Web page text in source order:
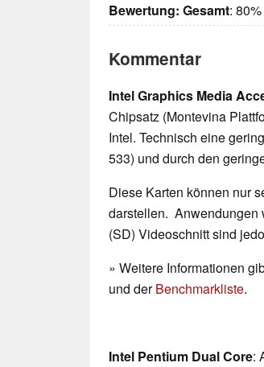
Bewertung: Gesamt: 80%
Kommentar
Intel Graphics Media
Chipsatz (Montevina
Intel. Technisch eine
533) und durch den
Diese Karten können nur
darstellen. Anwendungen
(SD) Videoschnitt sind
» Weitere Informationen
und derBenchmarkliste.
Intel Pentium Dual Core: